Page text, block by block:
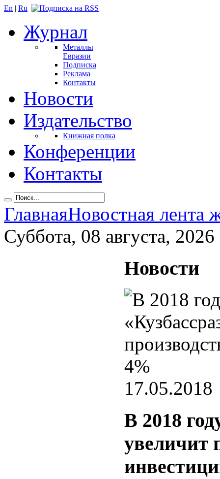
En | Ru
Журнал
Металлы
Евразии
Подписка
Реклама
Контакты
Новости
Издательство
Книжная полка
Конференции
Контакты
ГлавнаяНовостная лента
Суббота, 08 августа, 2026
Новости
17.05.2018
В 2018
увеличит